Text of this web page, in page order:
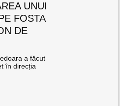
UNUI
FOSTA
DE
a făcut
în direcția